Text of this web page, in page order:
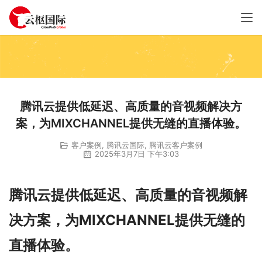
腾讯云提供低延迟、高质量的音视频解决方
案，为MIXCHANNEL提供无缝的直播体验。
客户案例 腾讯云国际 腾讯云客户案例
2025年3月7日 下午3:03
腾讯云提供低延迟、高质量的音视频解
决方案，为MIXCHANNEL提供无缝的
直播体验。